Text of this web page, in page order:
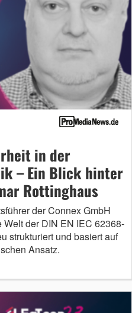
in der
– Ein Blick hinter
Rottinghaus
der Connex GmbH
der DIN EN IEC 62368-
strukturiert und basiert auf
Ansatz.